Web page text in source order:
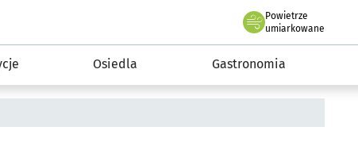
Powietrze
we Wrocławiu
umiarkowane
Osiedla Gastronomia